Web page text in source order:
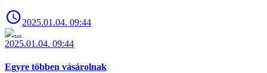
2025.01.04. 09:44
2025.01.04. 09:44
Egyre többen vásárolnak